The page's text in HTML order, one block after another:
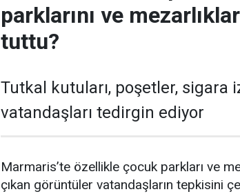
parklarını ve
tuttu?
Tutkal kutuları, poşetler, sigara
vatandaşları tedirgin ediyor
Marmaris’te özellikle çocuk parkları ve
çıkan görüntüler vatandaşların tepkisini